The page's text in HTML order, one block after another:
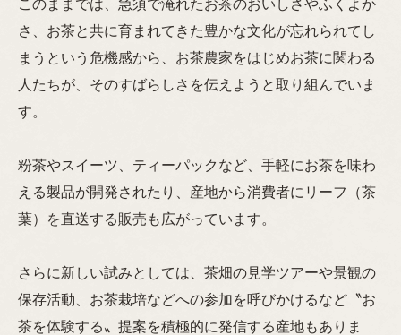
このままでは、急須で淹れたお茶のおいしさやふくよか
さ、お茶と共に育まれてきた豊かな文化が忘れられてし
まうという危機感から、お茶農家をはじめお茶に関わる
人たちが、そのすばらしさを伝えようと取り組んでいま
す。
粉茶やスイーツ、ティーパックなど、手軽にお茶を味わ
える製品が開発されたり、産地から消費者にリーフ（茶
葉）を直送する販売も広がっています。
さらに新しい試みとしては、茶畑の見学ツアーや景観の
保存活動、お茶栽培などへの参加を呼びかけるなど〝お
茶を体験する〟提案を積極的に発信する産地もありま